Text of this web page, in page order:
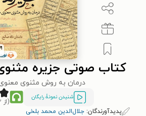
کتاب صوتی جزیره
درمان به روش مثنوی معنوی
شنیدن نمونۀ رایگان
(از ۱۲ رأی)
پدیدآورندگان: جلال‌الدین محمد بلخی